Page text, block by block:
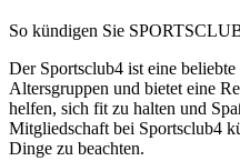
So kündigen Sie
Der Sportsclub4 ist eine
Altersgruppen und bietet eine
helfen, sich fit zu halten und
Mitgliedschaft bei Sportsclub4
Dinge zu beachten.